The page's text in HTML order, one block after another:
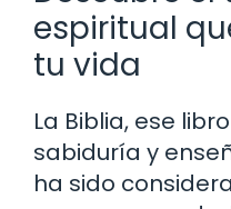
espiritual
tu vida
La Biblia, ese
sabiduría y
ha sido